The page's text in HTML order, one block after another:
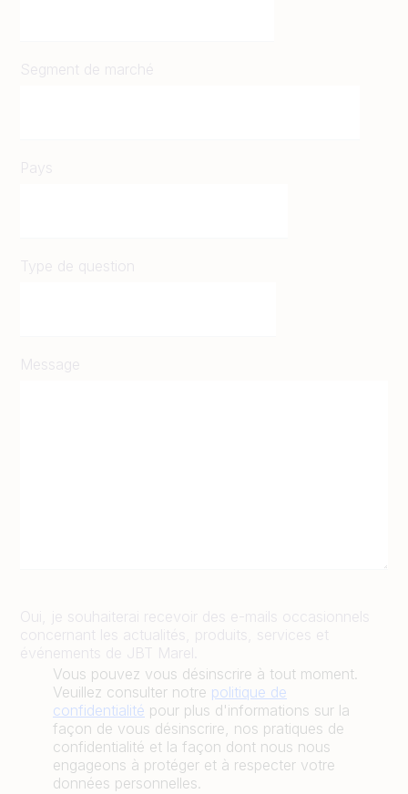
Segment de marché
Pays
Type de question
Message
Oui, je souhaiterai recevoir des e-mails occasionnels
concernant les actualités, produits, services et
événements de JBT Marel.
Vous pouvez vous désinscrire à tout moment.
Veuillez consulter notre politique de
confidentialité pour plus d'informations sur la
façon de vous désinscrire, nos pratiques de
confidentialité et la façon dont nous nous
engageons à protéger et à respecter votre
données personnelles.